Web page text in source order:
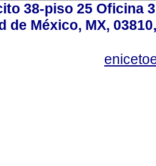
38-piso 25 Oficina
de México, MX,